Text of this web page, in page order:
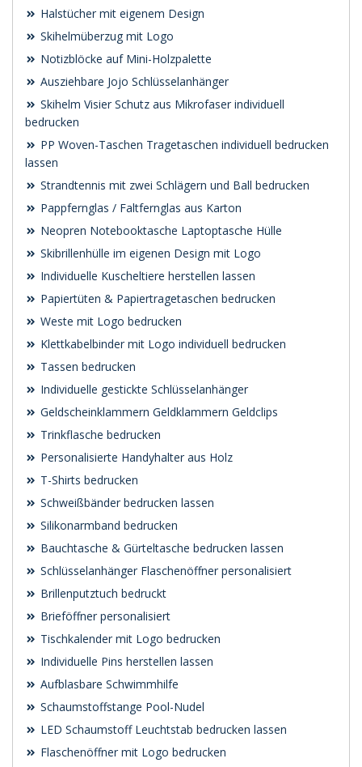
Halstücher mit eigenem Design
Skihelmüberzug mit Logo
Notizblöcke auf Mini-Holzpalette
Ausziehbare Jojo Schlüsselanhänger
Skihelm Visier Schutz aus Mikrofaser individuell
bedrucken
PP Woven-Taschen Tragetaschen individuell bedrucken
lassen
Strandtennis mit zwei Schlägern und Ball bedrucken
Pappfernglas / Faltfernglas aus Karton
Neopren Notebooktasche Laptoptasche Hülle
Skibrillenhülle im eigenen Design mit Logo
Individuelle Kuscheltiere herstellen lassen
Papiertüten & Papiertragetaschen bedrucken
Weste mit Logo bedrucken
Klettkabelbinder mit Logo individuell bedrucken
Tassen bedrucken
Individuelle gestickte Schlüsselanhänger
Geldscheinklammern Geldklammern Geldclips
Trinkflasche bedrucken
Personalisierte Handyhalter aus Holz
T-Shirts bedrucken
Schweißbänder bedrucken lassen
Silikonarmband bedrucken
Bauchtasche & Gürteltasche bedrucken lassen
Schlüsselanhänger Flaschenöffner personalisiert
Brillenputztuch bedruckt
Brieföffner personalisiert
Tischkalender mit Logo bedrucken
Individuelle Pins herstellen lassen
Aufblasbare Schwimmhilfe
Schaumstoffstange Pool-Nudel
LED Schaumstoff Leuchtstab bedrucken lassen
Flaschenöffner mit Logo bedrucken